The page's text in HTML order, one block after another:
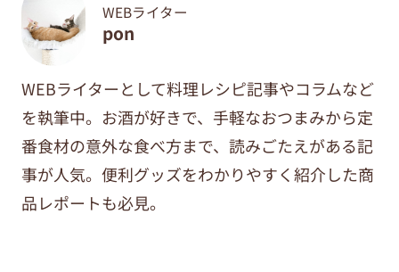
WEBライター
pon
WEBライターとして料理レシピ記事やコラムなど
を執筆中。 お酒が好きで、手軽なおつまみから定
番食材の意外な食べ方まで、 読みごたえがある記
事が人気。便利グッズをわかりやすく紹介した商
品レポートも必見。